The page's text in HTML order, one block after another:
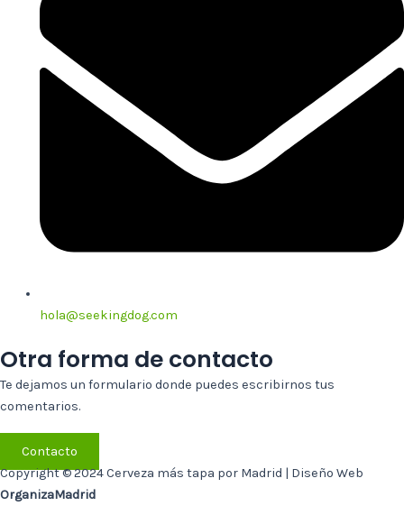
hola@seekingdog.com
Otra forma de contacto
Te dejamos un formulario donde puedes escribirnos tus
comentarios.
Contacto
Copyright © 2024 Cerveza más tapa por Madrid | Diseño Web
OrganizaMadrid